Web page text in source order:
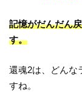
記憶がだんだん
す。
還魂2は、どんな
すね。